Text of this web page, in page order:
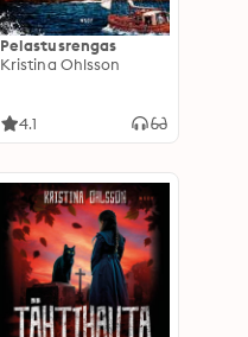
Pelastusrengas
Kristina Ohlsson
4.1